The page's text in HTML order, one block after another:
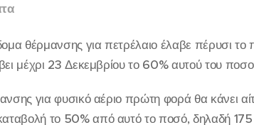
θέρμανσης για πετρέλαιο έλαβε πέρυσι
μέχρι 23 Δεκεμβρίου το 60% αυτού του
για φυσικό αέριο πρώτη φορά θα κάνει
το 50% από αυτό το ποσό, δηλαδή